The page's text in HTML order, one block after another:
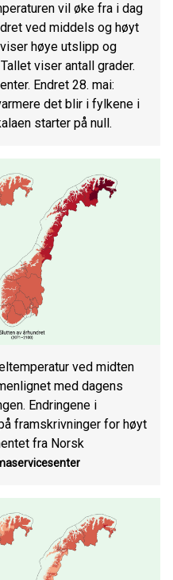
vil øke fra i dag
ved middels og høyt
høye utslipp og
viser antall grader.
Endret 28. mai:
det blir i fylkene i
starter på null.
ved midten
med dagens
Endringene i
framskrivninger for høyt
fra Norsk